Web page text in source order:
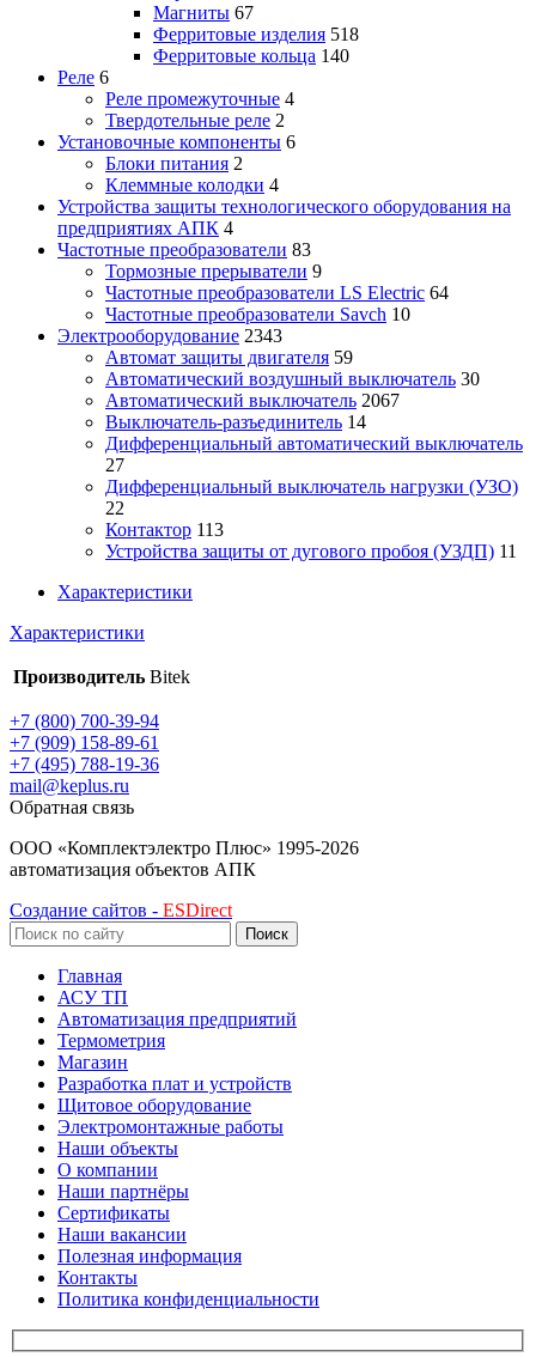
Магниты 67
Ферритовые изделия 518
Ферритовые кольца 140
Реле 6
Реле промежуточные 4
Твердотельные реле 2
Установочные компоненты 6
Блоки питания 2
Клеммные колодки 4
Устройства защиты технологического оборудования на
предприятиях АПК 4
Частотные преобразователи 83
Тормозные прерыватели 9
Частотные преобразователи LS Electric 64
Частотные преобразователи Savch 10
Электрооборудование 2343
Автомат защиты двигателя 59
Автоматический воздушный выключатель 30
Автоматический выключатель 2067
Выключатель-разъединитель 14
Дифференциальный автоматический выключатель
27
Дифференциальный выключатель нагрузки (УЗО)
22
Контактор 113
Устройства защиты от дугового пробоя (УЗДП) 11
Характеристики
Характеристики
Производитель Bitek
+7 (800) 700-39-94
+7 (909) 158-89-61
+7 (495) 788-19-36
mail@keplus.ru
Обратная связь
ООО «Комплектэлектро Плюс» 1995-2026
автоматизация объектов АПК
Создание сайтов - ESDirect
Поиск
Главная
АСУ ТП
Автоматизация предприятий
Термометрия
Магазин
Разработка плат и устройств
Щитовое оборудование
Электромонтажные работы
Наши объекты
О компании
Наши партнёры
Сертификаты
Наши вакансии
Полезная информация
Контакты
Политика конфиденциальности